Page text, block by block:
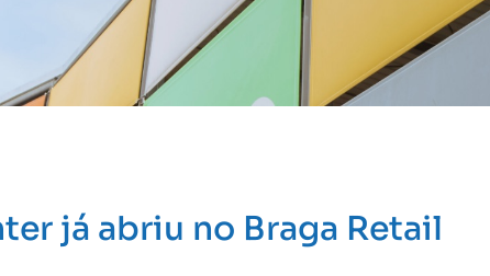
já abriu no Braga Retail